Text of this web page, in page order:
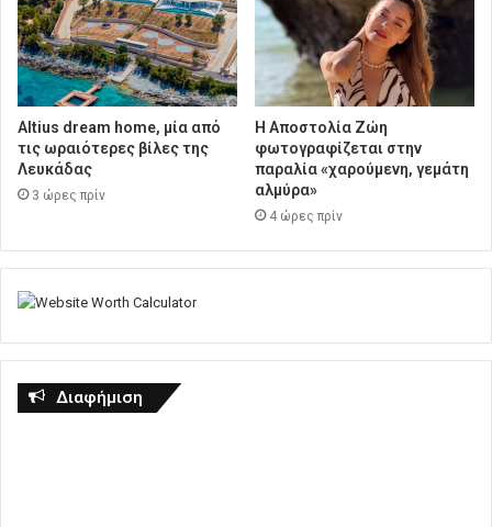
Altius dream home, μία από
τις ωραιότερες βίλες της
Λευκάδας
3 ώρες πρίν
H Αποστολία Ζώη
φωτογραφίζεται στην
παραλία «χαρούμενη, γεμάτη
αλμύρα»
4 ώρες πρίν
Διαφήμιση